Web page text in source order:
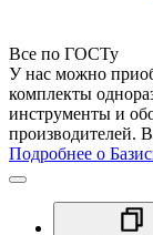
Все по ГОСТу
У нас можно
комплекты
инструменты и
производителей.
Подробнее о